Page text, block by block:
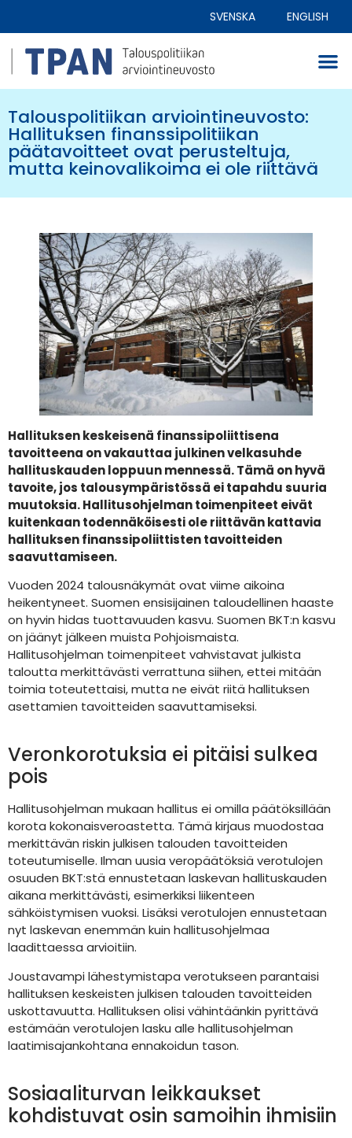
SVENSKA ENGLISH
Talouspolitiikan arviointineuvosto:
Hallituksen finanssipolitiikan
päätavoitteet ovat perusteltuja,
mutta keinovalikoima ei ole riittävä
Hallituksen keskeisenä finanssipoliittisena
tavoitteena on vakauttaa julkinen velkasuhde
hallituskauden loppuun mennessä. Tämä on hyvä
tavoite, jos talousympäristössä ei tapahdu suuria
muutoksia. Hallitusohjelman toimenpiteet eivät
kuitenkaan todennäköisesti ole riittävän kattavia
hallituksen finanssipoliittisten tavoitteiden
saavuttamiseen.
Vuoden 2024 talousnäkymät ovat viime aikoina
heikentyneet. Suomen ensisijainen taloudellinen haaste
on hyvin hidas tuottavuuden kasvu. Suomen BKT:n kasvu
on jäänyt jälkeen muista Pohjoismaista.
Hallitusohjelman toimenpiteet vahvistavat julkista
taloutta merkittävästi verrattuna siihen, ettei mitään
toimia toteutettaisi, mutta ne eivät riitä hallituksen
asettamien tavoitteiden saavuttamiseksi.
Veronkorotuksia ei pitäisi sulkea
pois
Hallitusohjelman mukaan hallitus ei omilla päätöksillään
korota kokonaisveroastetta. Tämä kirjaus muodostaa
merkittävän riskin julkisen talouden tavoitteiden
toteutumiselle. Ilman uusia veropäätöksiä verotulojen
osuuden BKT:stä ennustetaan laskevan hallituskauden
aikana merkittävästi, esimerkiksi liikenteen
sähköistymisen vuoksi. Lisäksi verotulojen ennustetaan
nyt laskevan enemmän kuin hallitusohjelmaa
laadittaessa arvioitiin.
Joustavampi lähestymistapa verotukseen parantaisi
hallituksen keskeisten julkisen talouden tavoitteiden
uskottavuutta. Hallituksen olisi vähintäänkin pyrittävä
estämään verotulojen lasku alle hallitusohjelman
laatimisajankohtana ennakoidun tason.
Sosiaaliturvan leikkaukset
kohdistuvat osin samoihin ihmisiin